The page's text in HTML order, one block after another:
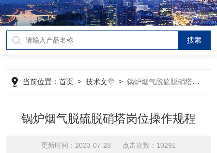
当前位置：首页 >技术文章 >锅炉烟气脱硫脱硝塔岗位操作规程
锅炉烟气脱硫脱硝塔岗位操作规程
更新时间：2023-07-28 点击次数：10291